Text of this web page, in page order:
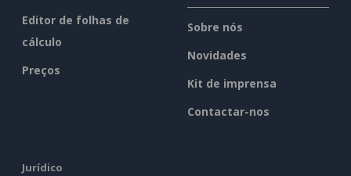
Editor de folhas de
cálculo
Preços
Sobre nós
Novidades
Kit de imprensa
Contactar-nos
Jurídico